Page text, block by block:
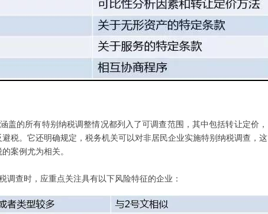
盖的所有特别纳税调整情况都列入了可调查范围，其中包括转让定价，
税。它还明确规定，税务机关可以对非居民企业实施特别纳税调查，这
案例尤为相关。
调查时，应重点关注具有以下风险特征的企业：